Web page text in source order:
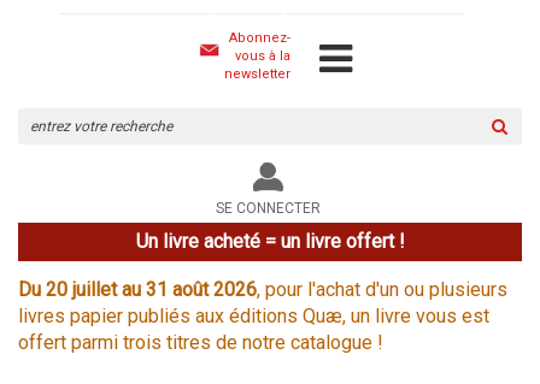
Abonnez-
vous à la
newsletter
le
site
SE CONNECTER
Un livre acheté = un livre offert !
Du 20 juillet au 31 août 2026, pour l'achat d'un ou plusieurs
livres papier publiés aux éditions Quæ, un livre vous est
offert parmi trois titres de notre catalogue !